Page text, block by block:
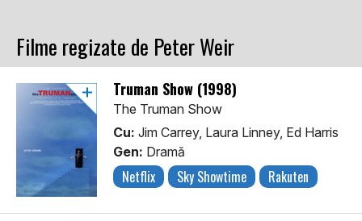
Filme regizate de Peter Weir
Truman Show (1998)
The Truman Show
Cu: Jim Carrey, Laura Linney, Ed Harris
Gen: Dramă
Netflix Sky Showtime Rakuten